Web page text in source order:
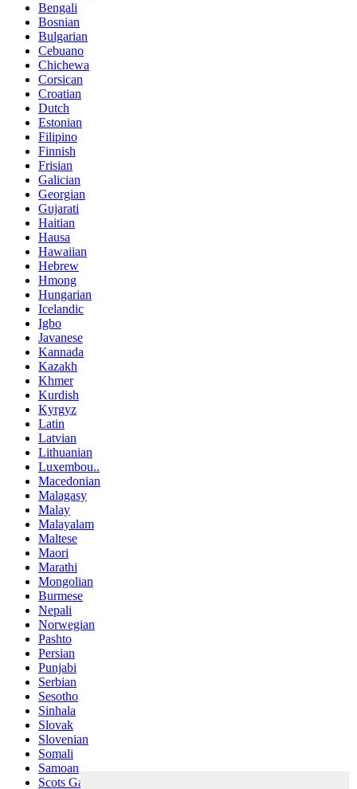
Bengali
Bosnian
Bulgarian
Cebuano
Chichewa
Corsican
Croatian
Dutch
Estonian
Filipino
Finnish
Frisian
Galician
Georgian
Gujarati
Haitian
Hausa
Hawaiian
Hebrew
Hmong
Hungarian
Icelandic
Igbo
Javanese
Kannada
Kazakh
Khmer
Kurdish
Kyrgyz
Latin
Latvian
Lithuanian
Luxembou..
Macedonian
Malagasy
Malay
Malayalam
Maltese
Maori
Marathi
Mongolian
Burmese
Nepali
Norwegian
Pashto
Persian
Punjabi
Serbian
Sesotho
Sinhala
Slovak
Slovenian
Somali
Samoan
Scots Gaelic